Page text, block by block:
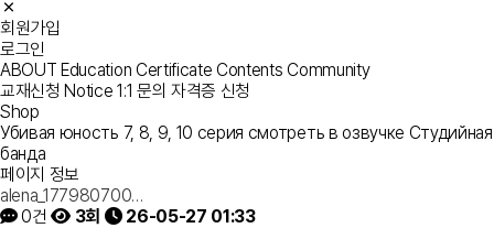
회원가입
로그인
ABOUT Education Certificate Contents Community
교재신청 Notice 1:1 문의 자격증 신청
Shop
Убивая юность 7, 8, 9, 10 серия смотреть в озвучке Студийная
банда
페이지 정보
alena_177980700…
0건
3회 26-05-27 01:33